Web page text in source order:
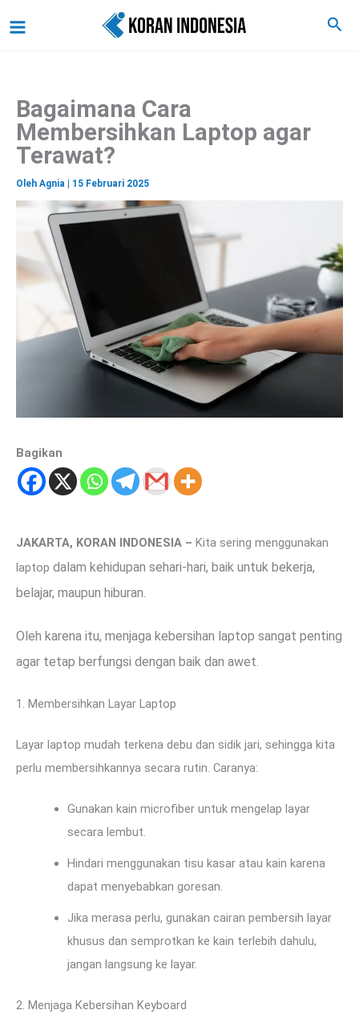
ke
Cari
Bagaimana Cara
Membersihkan Laptop agar
Terawat?
Oleh Agnia 15 Februari 2025
Bagikan
JAKARTA, KORAN INDONESIA – Kita sering menggunakan
laptop dalam kehidupan sehari-hari, baik untuk bekerja,
belajar, maupun hiburan.
Oleh karena itu, menjaga kebersihan laptop sangat penting
agar tetap berfungsi dengan baik dan awet.
1. Membersihkan Layar Laptop
Layar laptop mudah terkena debu dan sidik jari, sehingga kita
perlu membersihkannya secara rutin. Caranya:
Gunakan kain microfiber untuk mengelap layar
secara lembut.
Hindari menggunakan tisu kasar atau kain karena
dapat menyebabkan goresan.
Jika merasa perlu, gunakan cairan pembersih layar
khusus dan semprotkan ke kain terlebih dahulu,
jangan langsung ke layar.
2. Menjaga Kebersihan Keyboard
a